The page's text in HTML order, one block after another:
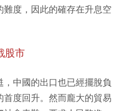
度，因此的確存在升息空
股市
中國的出口也已經擺脫負
度回升。然而龐大的貿易